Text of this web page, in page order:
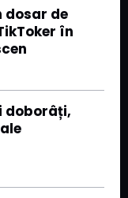
dosar de
în
doborâți,